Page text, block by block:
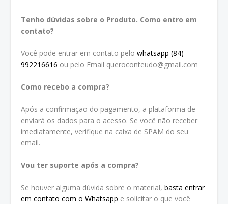
Tenho dúvidas sobre o Produto. Como entro em
contato?
Você pode entrar em contato pelo whatsapp (84)
992216616 ou pelo Email queroconteudo@gmail.com
Como recebo a compra?
Após a confirmação do pagamento, a plataforma de
enviará os dados para o acesso. Se você não receber
imediatamente, verifique na caixa de SPAM do seu
email.
Vou ter suporte após a compra?
Se houver alguma dúvida sobre o material, basta entrar
em contato com o Whatsapp e solicitar o que você